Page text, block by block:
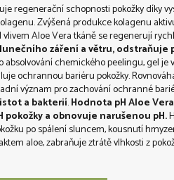
regenerační schopnosti pokožky díky
Zvýšenáprodukcekolagenu
vlivemAloeVeratkáně se regenerují
zářeníavětru,odstraňuje
absolvování chemického peelingu, gel je
ochrannou bariéru pokožky.
význam prozachováníochranné
a bakterií.Hodnota pHAloe Vera
pokožkya obnovuje narušenou pH.
po spálení sluncem, kousnutí
aloe, zabraňuje ztrátě vlhkosti z